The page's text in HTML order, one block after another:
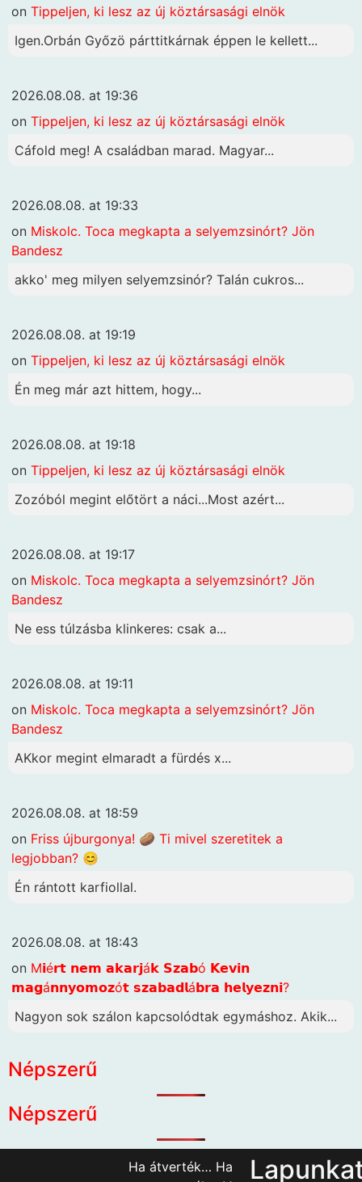
on Tippeljen, ki lesz az új köztársasági elnök
Igen.Orbán Győzö párttitkárnak éppen le kellett...
2026.08.08. at 19:36
on Tippeljen, ki lesz az új köztársasági elnök
Cáfold meg! A családban marad. Magyar...
2026.08.08. at 19:33
on Miskolc. Toca megkapta a selyemzsinórt? Jön
Bandesz
akko' meg milyen selyemzsinór? Talán cukros...
2026.08.08. at 19:19
on Tippeljen, ki lesz az új köztársasági elnök
Én meg már azt hittem, hogy...
2026.08.08. at 19:18
on Tippeljen, ki lesz az új köztársasági elnök
Zozóból megint előtört a náci...Most azért...
2026.08.08. at 19:17
on Miskolc. Toca megkapta a selyemzsinórt? Jön
Bandesz
Ne ess túlzásba klinkeres: csak a...
2026.08.08. at 19:11
on Miskolc. Toca megkapta a selyemzsinórt? Jön
Bandesz
AKkor megint elmaradt a fürdés x...
2026.08.08. at 18:59
on Friss újburgonya! 🥔 Ti mivel szeretitek a
legjobban? 😊
Én rántott karfiollal.
2026.08.08. at 18:43
on M𝗶é𝗿𝘁 𝗻𝗲𝗺 𝗮𝗸𝗮𝗿𝗷á𝗸 𝗦𝘇𝗮𝗯ó 𝗞𝗲𝘃𝗶𝗻
𝗺𝗮𝗴á𝗻𝗻𝘆𝗼𝗺𝗼𝘇ó𝘁 𝘀𝘇𝗮𝗯𝗮𝗱𝗹á𝗯𝗿𝗮 𝗵𝗲𝗹𝘆𝗲𝘇𝗻𝗶?
Nagyon sok szálon kapcsolódtak egymáshoz. Akik...
Népszerű
Népszerű
Ha átverték… Ha